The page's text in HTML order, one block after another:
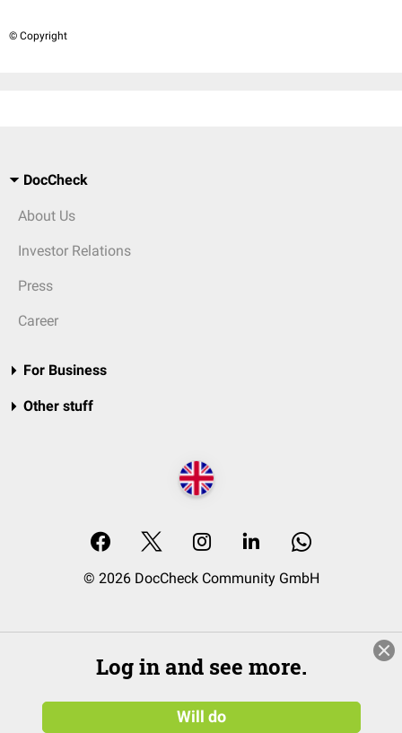
© Copyright
DocCheck
About Us
Investor Relations
Press
Career
For Business
Other stuff
© 2026 DocCheck Community GmbH
Log in and see more.
Will do